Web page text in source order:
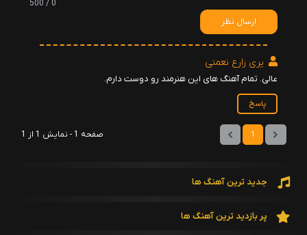
0 / 500
ارسال نظر
پری زارع نعمتی
عالی. تمام آهنگ های این هنرمند رو دوست دارم.
پاسخ
1 صفحه 1 - نمایش 1 از 1
جدید ترین آهنگ ها
پر بازدید ترین آهنگ ها